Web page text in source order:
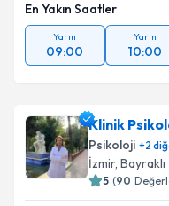
En Yakın Saatler
Yarın
09:00
Yarın
10:00
Klinik
Psikoloji +2
İzmir, Bayraklı
5 (90